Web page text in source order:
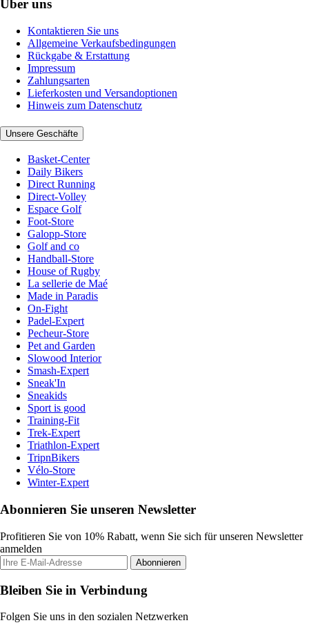
Über uns
Kontaktieren Sie uns
Allgemeine Verkaufsbedingungen
Rückgabe & Erstattung
Impressum
Zahlungsarten
Lieferkosten und Versandoptionen
Hinweis zum Datenschutz
Unsere Geschäfte
Basket-Center
Daily Bikers
Direct Running
Direct-Volley
Espace Golf
Foot-Store
Galopp-Store
Golf and co
Handball-Store
House of Rugby
La sellerie de Maé
Made in Paradis
On-Fight
Padel-Expert
Pecheur-Store
Pet and Garden
Slowood Interior
Smash-Expert
Sneak'In
Sneakids
Sport is good
Training-Fit
Trek-Expert
Triathlon-Expert
TripnBikers
Vélo-Store
Winter-Expert
Abonnieren Sie unseren Newsletter
Profitieren Sie von 10% Rabatt, wenn Sie sich für unseren Newsletter
anmelden
Abonnieren
Bleiben Sie in Verbindung
Folgen Sie uns in den sozialen Netzwerken